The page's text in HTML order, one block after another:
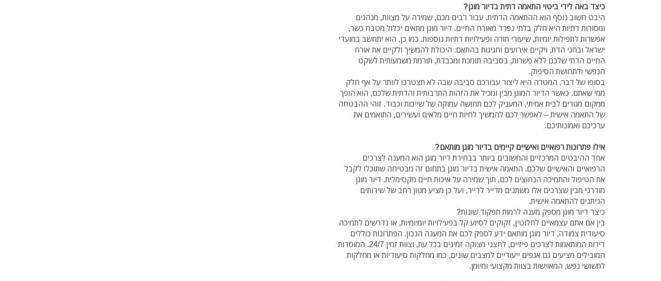
כיצד באה לידי ביטוי התאמה דתית בדיור מוגן?
היבט חשוב נוסף הוא ההתאמה הדתית. עבור רבים מכם, שמירה על מצוות, מנהגים
ומסורות דתיות היא חלק בלתי נפרד מאורח החיים. דיור מוגן מתאים יכלול מטבח כשר,
אפשרות לתפילות יומיות, שיעורי תורה ופעילויות דתיות נוספות. כמו כן, הוא יתחשב במועדי
ישראל ובחגי הדת, ויקיים אירועים וחגיגות בהתאם. היכולת להמשיך ולקיים את אורח
החיים הדתי שלכם ללא פשרות, בסביבה תומכת ומכבדת, תורמת משמעותית לשקט
הנפשי ולתחושת הסיפוק.
בסופו של דבר, המטרה היא ליצור עבורכם סביבה שבה לא תצטרכו לוותר על אף חלק
ממי שאתם. כאשר הדיור המוגן מבין ומכיל את הזהות התרבותית והדתית שלכם, הוא הופך
ממקום מגורים לבית אמיתי, המעניק לכם תחושה עמוקה של שייכות וכבוד. זוהי ההבטחה
של התאמה אישית – לאפשר לכם להמשיך לחיות חיים מלאים ועשירים, התואמים את
ערכיכם ואמונותיכם.
אילו פתרונות רפואיים ואישיים קיימים בדיור מוגן מותאם?
אחד ההיבטים המרכזיים והחשובים ביותר בבחירת דיור מוגן הוא המענה לצרכים
הרפואיים והאישיים שלכם. התאמה אישית בדיור מוגן בתחום זה מבטיחה שתוכלו לקבל
את הטיפול והתמיכה הנחוצים לכם, תוך שמירה על איכות חיים מקסימלית. דיור מוגן
מודרני מבין שצרכים אלו משתנים מדייר לדייר, ועל כן מציע מגוון רחב של שירותים
הניתנים להתאמה אישית.
כיצד דיור מוגן מספק מענה לרמות תפקוד שונות?
בין אם אתם עצמאיים לחלוטין, זקוקים לסיוע קל בפעילויות יומיומיות, או נדרשים לתמיכה
סיעודית צמודה, דיור מוגן מותאם ידע לספק לכם את המענה הנכון. הפתרונות כוללים
דירות המותאמות לצרכים פיזיים, לחצני מצוקה זמינים בכל עת, וצוות זמין 24/7. המוסדות
המובילים מציעים גם אגפים ייעודיים למצבים שונים, כמו מחלקות סיעודיות או מחלקות
לתשושי נפש, המאוישות בצוות מקצועי ומיומן.